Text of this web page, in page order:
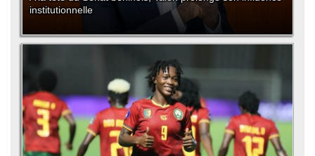
institutionnelle